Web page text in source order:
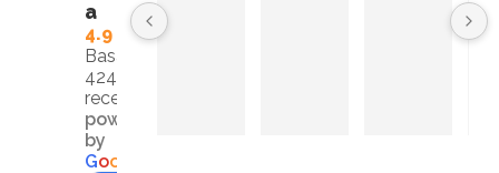
a
4.9
Basato su
424
recensioni
powered
by
Goo